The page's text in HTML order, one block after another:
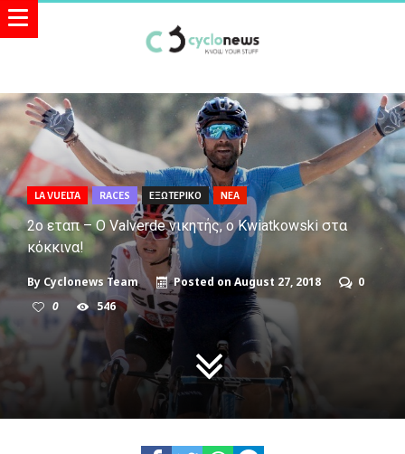
LA VUELTA RACES ΕΞΩΤΕΡΙΚΟ ΝΕΑ
2ο εταπ – Ο Valverde νικητής, ο Kwiatkowski στα
κόκκινα!
By Cyclonews Team Posted onAugust 27, 2018
0
0
546